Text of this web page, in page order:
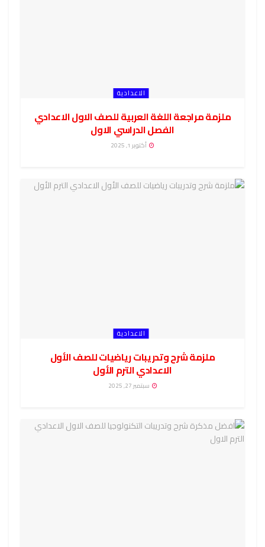
الاعدادية
ملزمة مراجعة اللغة العربية للصف الاول الاعدادي
الفصل الدراسي الاول
أكتوبر 1, 2025
الاعدادية
ملزمة شرح وتدريبات رياضيات للصف الأول
الاعدادي الترم الأول
سبتمبر 27, 2025